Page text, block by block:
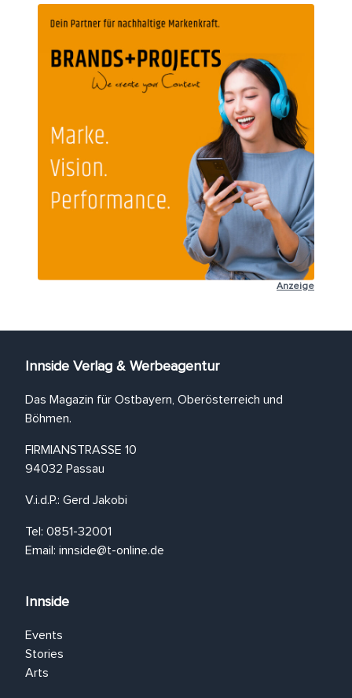
Anzeige
Innside Verlag & Werbeagentur
Das Magazin für Ostbayern, Oberösterreich und
Böhmen.
FIRMIANSTRASSE 10
94032 Passau
V.i.d.P.: Gerd Jakobi
Tel: 0851-32001
Email: innside@t-online.de
Innside
Events
Stories
Arts